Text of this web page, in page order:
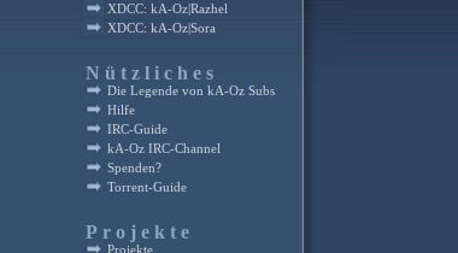
XDCC: kA-Oz|Razhel
XDCC: kA-Oz|Sora
Nützliches
Die Legende von kA-Oz Subs
Hilfe
IRC-Guide
kA-Oz IRC-Channel
Spenden?
Torrent-Guide
Projekte
Projekte